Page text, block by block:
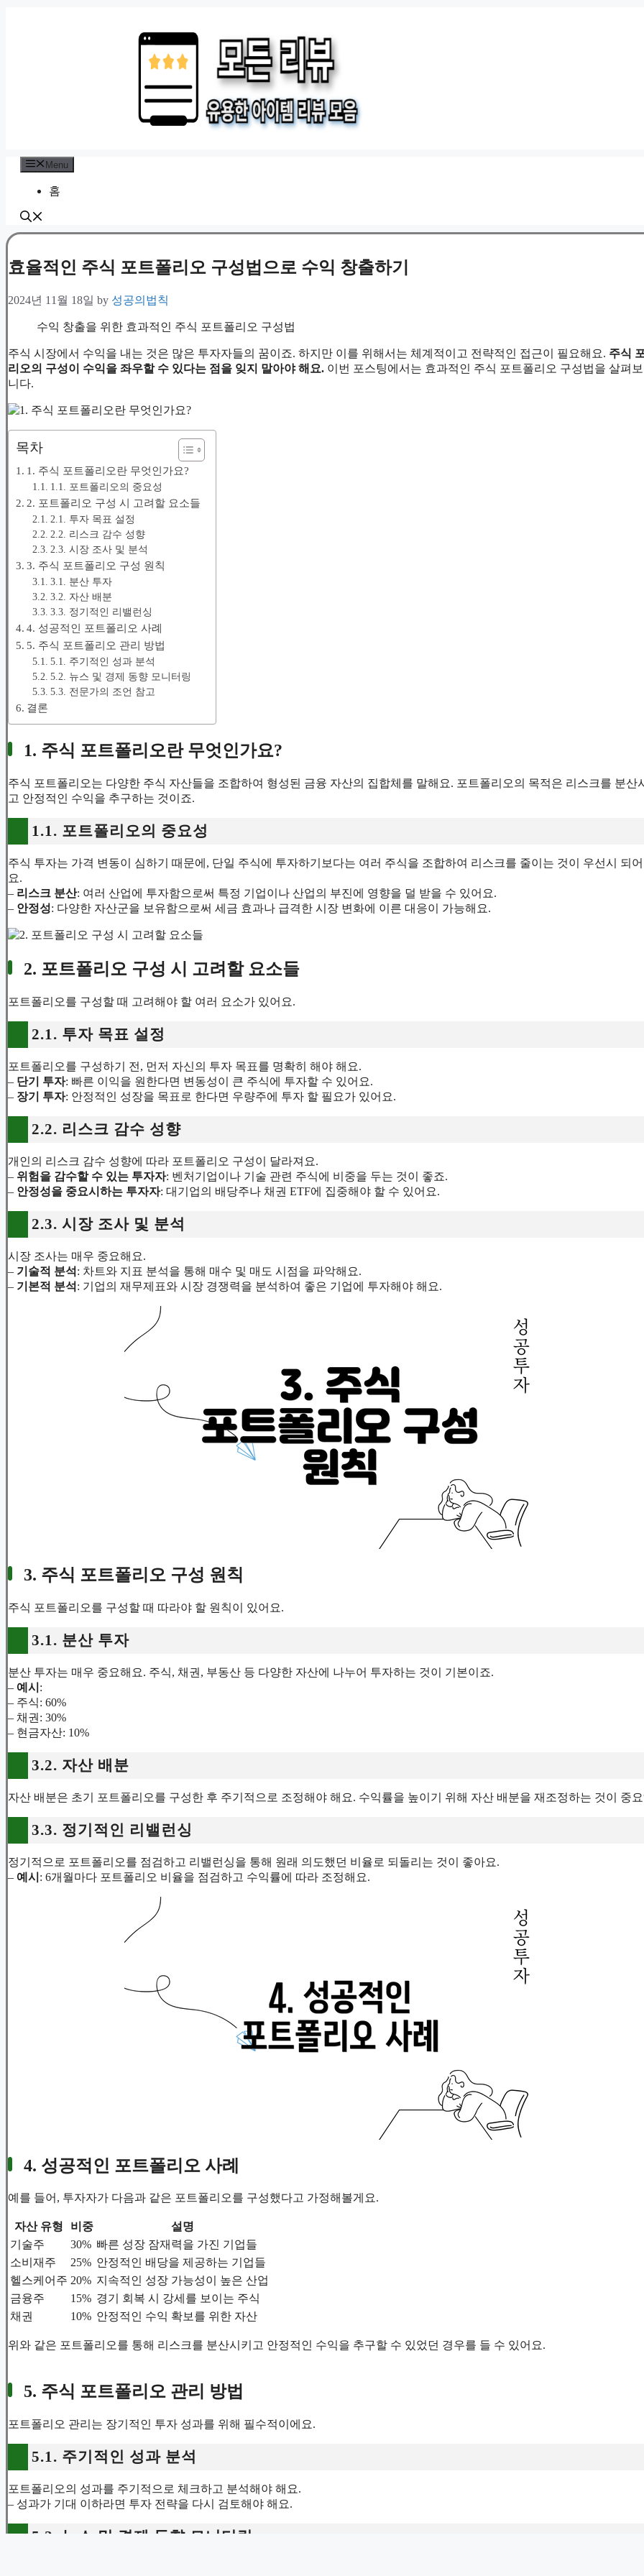
Menu
홈
효율적인 주식 포트폴리오 구성법으로 수익 창출하기
2024년 11월 18일 by 성공의법칙
수익 창출을 위한 효과적인 주식 포트폴리오 구성법
주식 시장에서 수익을 내는 것은 많은 투자자들의 꿈이죠. 하지만 이를 위해서는 체계적이고 전략적인 접근이 필요해요. 주식
리오의 구성이 수익을 좌우할 수 있다는 점을 잊지 말아야 해요. 이번 포스팅에서는 효과적인 주식 포트폴리오 구성법을 살펴
니다.
목차
1. 주식 포트폴리오란 무엇인가요?
1.1. 포트폴리오의 중요성
2. 포트폴리오 구성 시 고려할 요소들
2.1. 투자 목표 설정
2.2. 리스크 감수 성향
2.3. 시장 조사 및 분석
3. 주식 포트폴리오 구성 원칙
3.1. 분산 투자
3.2. 자산 배분
3.3. 정기적인 리밸런싱
4. 성공적인 포트폴리오 사례
5. 주식 포트폴리오 관리 방법
5.1. 주기적인 성과 분석
5.2. 뉴스 및 경제 동향 모니터링
5.3. 전문가의 조언 참고
결론
1. 주식 포트폴리오란 무엇인가요?
주식 포트폴리오는 다양한 주식 자산들을 조합하여 형성된 금융 자산의 집합체를 말해요. 포트폴리오의 목적은 리스크를 분산
고 안정적인 수익을 추구하는 것이죠.
1.1. 포트폴리오의 중요성
주식 투자는 가격 변동이 심하기 때문에, 단일 주식에 투자하기보다는 여러 주식을 조합하여 리스크를 줄이는 것이 우선시 되
요.
– 리스크 분산: 여러 산업에 투자함으로써 특정 기업이나 산업의 부진에 영향을 덜 받을 수 있어요.
– 안정성: 다양한 자산군을 보유함으로써 세금 효과나 급격한 시장 변화에 이른 대응이 가능해요.
2. 포트폴리오 구성 시 고려할 요소들
포트폴리오를 구성할 때 고려해야 할 여러 요소가 있어요.
2.1. 투자 목표 설정
포트폴리오를 구성하기 전, 먼저 자신의 투자 목표를 명확히 해야 해요.
– 단기 투자: 빠른 이익을 원한다면 변동성이 큰 주식에 투자할 수 있어요.
– 장기 투자: 안정적인 성장을 목표로 한다면 우량주에 투자 할 필요가 있어요.
2.2. 리스크 감수 성향
개인의 리스크 감수 성향에 따라 포트폴리오 구성이 달라져요.
– 위험을 감수할 수 있는 투자자: 벤처기업이나 기술 관련 주식에 비중을 두는 것이 좋죠.
– 안정성을 중요시하는 투자자: 대기업의 배당주나 채권 ETF에 집중해야 할 수 있어요.
2.3. 시장 조사 및 분석
시장 조사는 매우 중요해요.
– 기술적 분석 : 차트와 지표 분석을 통해 매수 및 매도 시점을 파악해요.
– 기본적 분석 : 기업의 재무제표와 시장 경쟁력을 분석하여 좋은 기업에 투자해야 해요.
3. 주식 포트폴리오 구성 원칙
주식 포트폴리오를 구성할 때 따라야 할 원칙이 있어요.
3.1. 분산 투자
분산 투자는 매우 중요해요. 주식, 채권, 부동산 등 다양한 자산에 나누어 투자하는 것이 기본이죠.
– 예시 :
– 주식: 60%
– 채권: 30%
– 현금자산: 10%
3.2. 자산 배분
자산 배분은 초기 포트폴리오를 구성한 후 주기적으로 조정해야 해요. 수익률을 높이기 위해 자산 배분을 재조정하는 것이 중
3.3. 정기적인 리밸런싱
정기적으로 포트폴리오를 점검하고 리밸런싱을 통해 원래 의도했던 비율로 되돌리는 것이 좋아요.
– 예시 : 6개월마다 포트폴리오 비율을 점검하고 수익률에 따라 조정해요.
4. 성공적인 포트폴리오 사례
예를 들어, 투자자가 다음과 같은 포트폴리오를 구성했다고 가정해볼게요.
자산 유형 비중
설명
기술주
30% 빠른 성장 잠재력을 가진 기업들
소비재주
25% 안정적인 배당을 제공하는 기업들
헬스케어주 20% 지속적인 성장 가능성이 높은 산업
금융주
15% 경기 회복 시 강세를 보이는 주식
채권
10% 안정적인 수익 확보를 위한 자산
위와 같은 포트폴리오를 통해 리스크를 분산시키고 안정적인 수익을 추구할 수 있었던 경우를 들 수 있어요.